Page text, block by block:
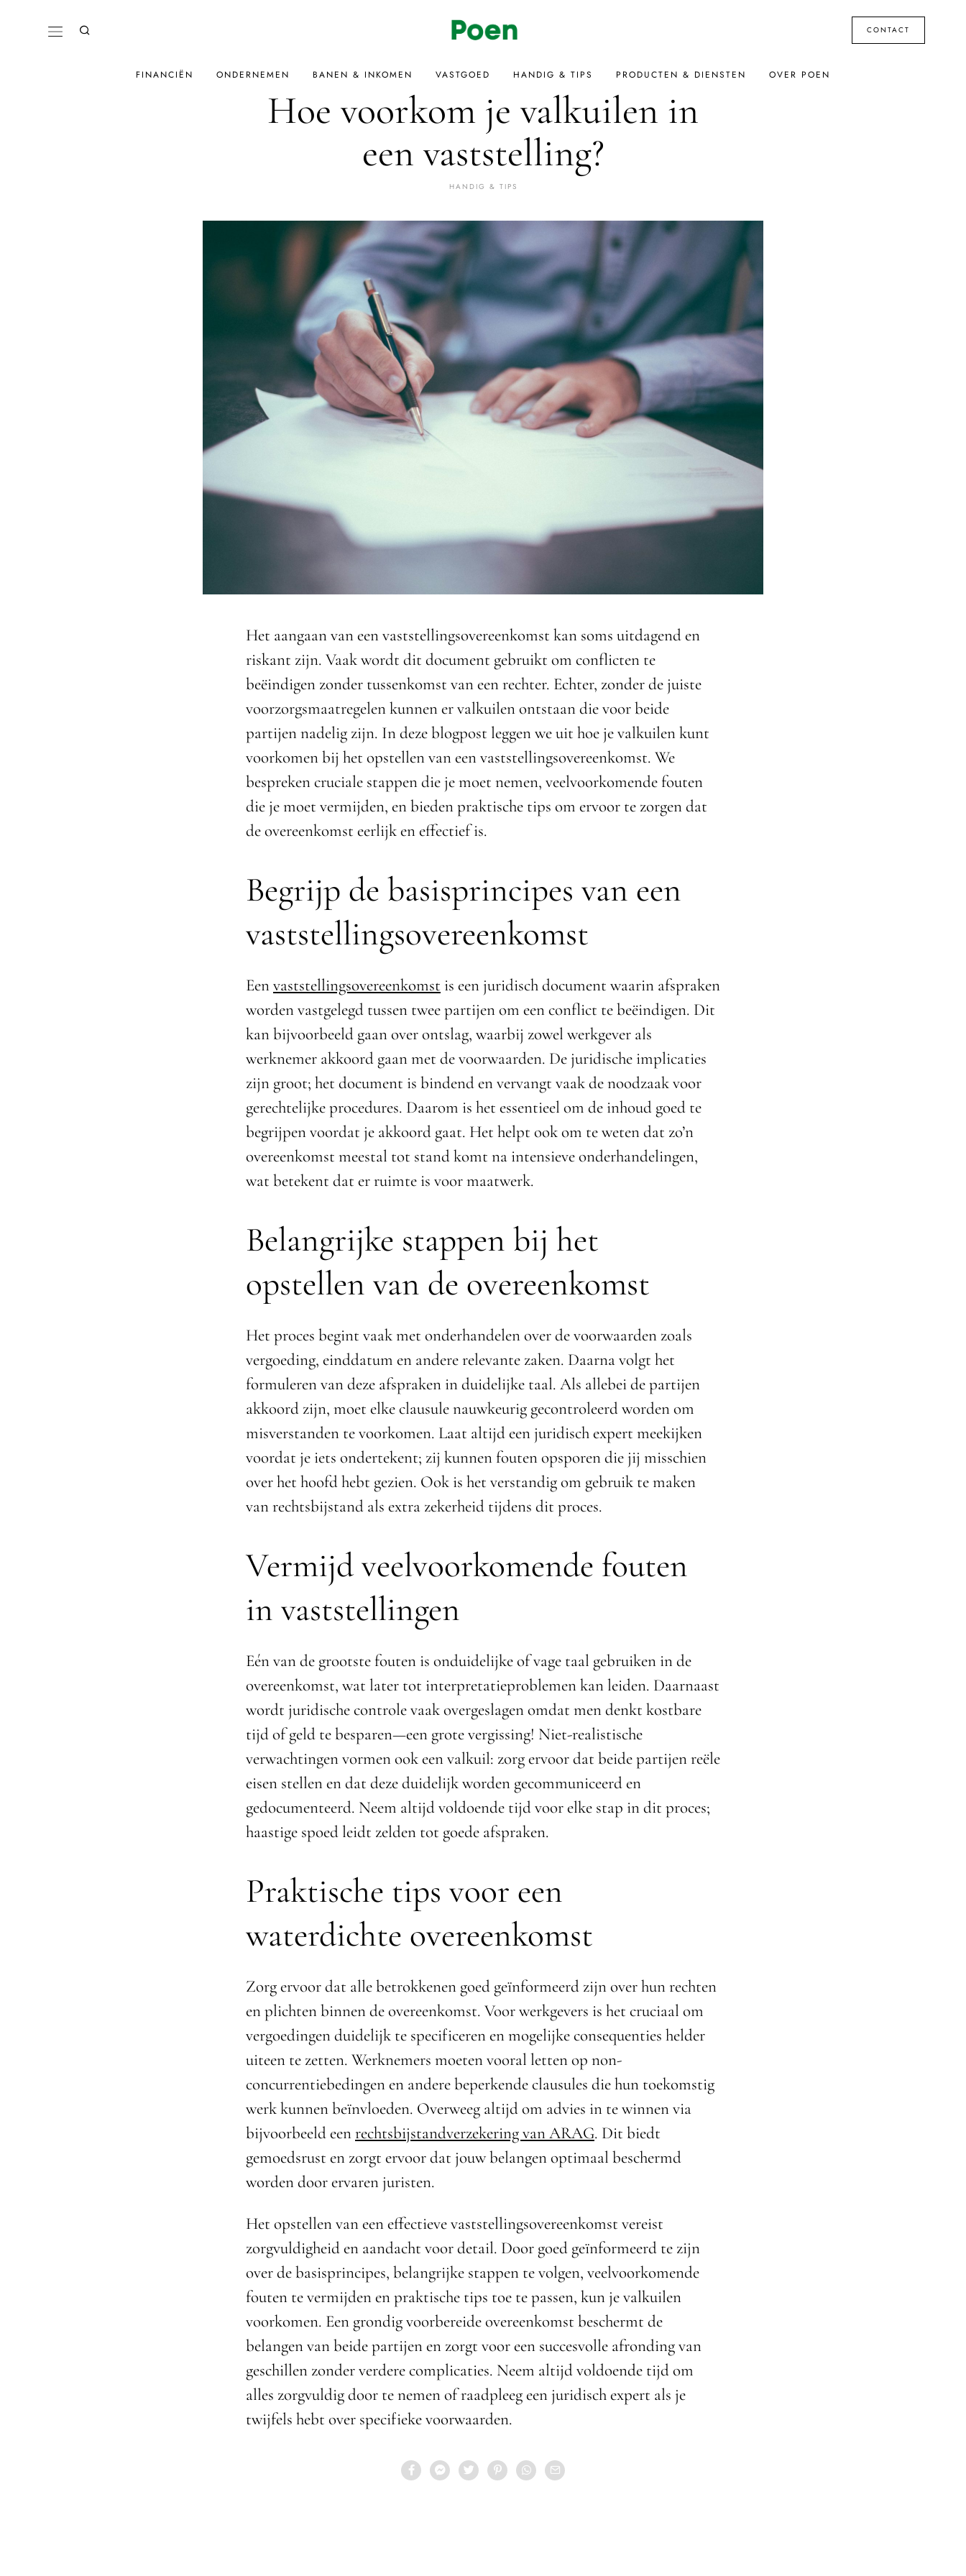
CONTACT
FINANCIËN ONDERNEMEN BANEN & INKOMEN VASTGOED HANDIG & TIPS PRODUCTEN & DIENSTEN OVER POEN
Hoe voorkom je valkuilen in
een vaststelling?
HANDIG & TIPS
Het aangaan van een vaststellingsovereenkomst kan soms uitdagend en
riskant zijn. Vaak wordt dit document gebruikt om conflicten te
beëindigen zonder tussenkomst van een rechter. Echter, zonder de juiste
voorzorgsmaatregelen kunnen er valkuilen ontstaan die voor beide
partijen nadelig zijn. In deze blogpost leggen we uit hoe je valkuilen kunt
voorkomen bij het opstellen van een vaststellingsovereenkomst. We
bespreken cruciale stappen die je moet nemen, veelvoorkomende fouten
die je moet vermijden, en bieden praktische tips om ervoor te zorgen dat
de overeenkomst eerlijk en effectief is.
Begrijp de basisprincipes van een
vaststellingsovereenkomst
Eenvaststellingsovereenkomst is een juridisch document waarin afspraken
worden vastgelegd tussen twee partijen om een conflict te beëindigen. Dit
kan bijvoorbeeld gaan over ontslag, waarbij zowel werkgever als
werknemer akkoord gaan met de voorwaarden. De juridische implicaties
zijn groot; het document is bindend en vervangt vaak de noodzaak voor
gerechtelijke procedures. Daarom is het essentieel om de inhoud goed te
begrijpen voordat je akkoord gaat. Het helpt ook om te weten dat zo’n
overeenkomst meestal tot stand komt na intensieve onderhandelingen,
wat betekent dat er ruimte is voor maatwerk.
Belangrijke stappen bij het
opstellen van de overeenkomst
Het proces begint vaak met onderhandelen over de voorwaarden zoals
vergoeding, einddatum en andere relevante zaken. Daarna volgt het
formuleren van deze afspraken in duidelijke taal. Als allebei de partijen
akkoord zijn, moet elke clausule nauwkeurig gecontroleerd worden om
misverstanden te voorkomen. Laat altijd een juridisch expert meekijken
voordat je iets ondertekent; zij kunnen fouten opsporen die jij misschien
over het hoofd hebt gezien. Ook is het verstandig om gebruik te maken
van rechtsbijstand als extra zekerheid tijdens dit proces.
Vermijd veelvoorkomende fouten
in vaststellingen
Eén van de grootste fouten is onduidelijke of vage taal gebruiken in de
overeenkomst, wat later tot interpretatieproblemen kan leiden. Daarnaast
wordt juridische controle vaak overgeslagen omdat men denkt kostbare
tijd of geld te besparen—een grote vergissing! Niet-realistische
verwachtingen vormen ook een valkuil: zorg ervoor dat beide partijen reële
eisen stellen en dat deze duidelijk worden gecommuniceerd en
gedocumenteerd. Neem altijd voldoende tijd voor elke stap in dit proces;
haastige spoed leidt zelden tot goede afspraken.
Praktische tips voor een
waterdichte overeenkomst
Zorg ervoor dat alle betrokkenen goed geïnformeerd zijn over hun rechten
en plichten binnen de overeenkomst. Voor werkgevers is het cruciaal om
vergoedingen duidelijk te specificeren en mogelijke consequenties helder
uiteen te zetten. Werknemers moeten vooral letten op non-
concurrentiebedingen en andere beperkende clausules die hun toekomstig
werk kunnen beïnvloeden. Overweeg altijd om advies in te winnen via
bijvoorbeeld eenrechtsbijstandverzekering van ARAG. Dit biedt
gemoedsrust en zorgt ervoor dat jouw belangen optimaal beschermd
worden door ervaren juristen.
Het opstellen van een effectieve vaststellingsovereenkomst vereist
zorgvuldigheid en aandacht voor detail. Door goed geïnformeerd te zijn
over de basisprincipes, belangrijke stappen te volgen, veelvoorkomende
fouten te vermijden en praktische tips toe te passen, kun je valkuilen
voorkomen. Een grondig voorbereide overeenkomst beschermt de
belangen van beide partijen en zorgt voor een succesvolle afronding van
geschillen zonder verdere complicaties. Neem altijd voldoende tijd om
alles zorgvuldig door te nemen of raadpleeg een juridisch expert als je
twijfels hebt over specifieke voorwaarden.